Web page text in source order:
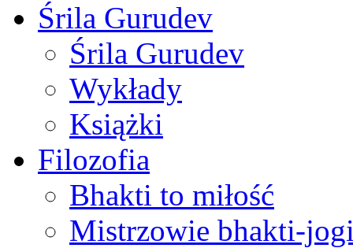
Śrila Gurudev
Śrila Gurudev
Wykłady
Książki
Filozofia
Bhakti to miłość
Mistrzowie bhakti-